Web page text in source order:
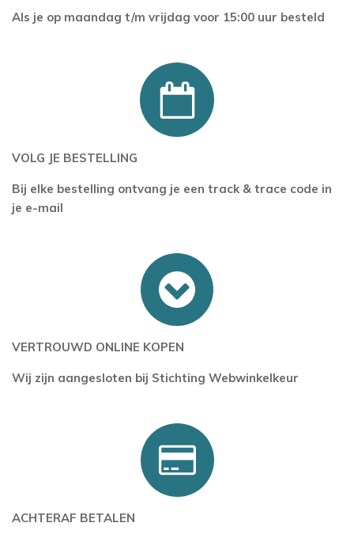
Als je op maandag t/m vrijdag voor 15:00 uur besteld
VOLG JE BESTELLING
Bij elke bestelling ontvang je een track & trace code in
je e-mail
VERTROUWD ONLINE KOPEN
Wij zijn aangesloten bij Stichting Webwinkelkeur
ACHTERAF BETALEN